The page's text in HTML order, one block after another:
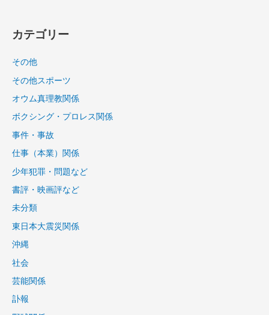
カテゴリー
その他
その他スポーツ
オウム真理教関係
ボクシング・プロレス関係
事件・事故
仕事（本業）関係
少年犯罪・問題など
書評・映画評など
未分類
東日本大震災関係
沖縄
社会
芸能関係
訃報